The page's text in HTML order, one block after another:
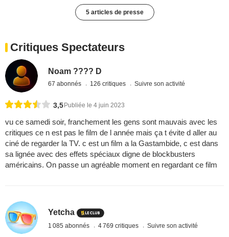
5 articles de presse
Critiques Spectateurs
Noam ???? D
67 abonnés 126 critiques Suivre son activité
3,5Publiée le 4 juin 2023
vu ce samedi soir, franchement les gens sont mauvais avec les
critiques ce n est pas le film de l année mais ça t évite d aller au
ciné de regarder la TV. c est un film a la Gastambide, c est dans
sa lignée avec des effets spéciaux digne de blockbusters
américains. On passe un agréable moment en regardant ce film
Yetcha
1 085 abonnés 4 769 critiques Suivre son activité